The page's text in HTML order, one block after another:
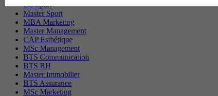
CS Sport
Master Sport
MBA Marketing
Master Management
CAP Esthétique
MSc Management
BTS Communication
BTS RH
Master Immobilier
BTS Assurance
MSc Marketing